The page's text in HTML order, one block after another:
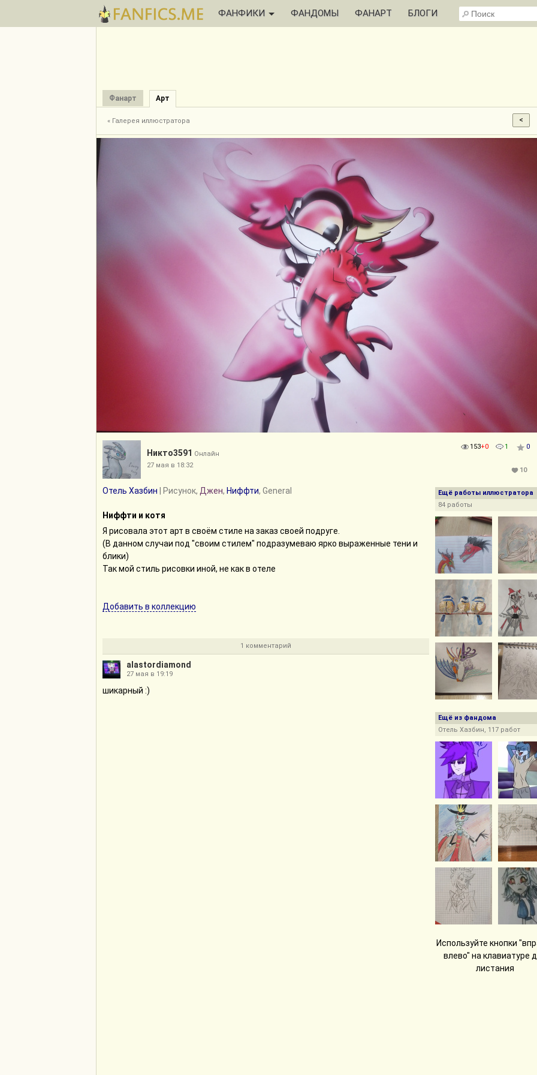
ФАНФИКИ ФАНДОМЫ ФАНАРТ БЛОГИ
Фанарт Арт
« Галерея иллюстратора
Никто3591 Онлайн
27 мая в 18:32
Отель Хазбин | Рисунок, Джен, Ниффти, General
Ниффти и котя
Я рисовала этот арт в своём стиле на заказ своей подруге.
(В данном случаи под "своим стилем" подразумеваю ярко выраженные тени и
блики)
Так мой стиль рисовки иной, не как в отеле
Добавить в коллекцию
1 комментарий
alastordiamond
27 мая в 19:19
шикарный :)
153+0 1 0
10
Ещё работы иллюстратора
84 работы
Ещё из фандома
Отель Хазбин, 117 работ
Используйте кнопки
влево" на клавиатуре
листания